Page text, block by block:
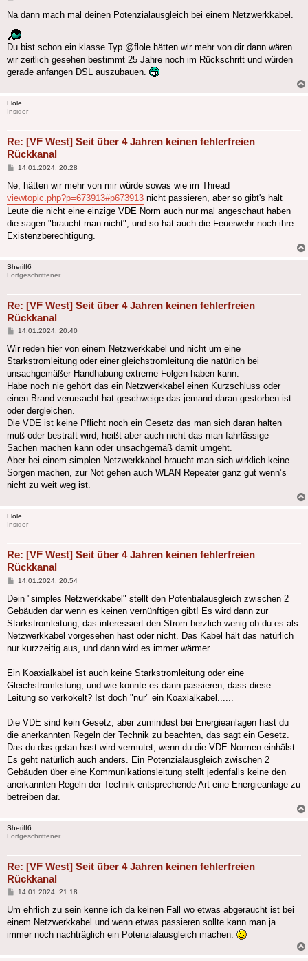
Na dann mach mal deinen Potenzialausgleich bei einem Netzwerkkabel.
Du bist schon ein klasse Typ @flole hätten wir mehr von dir dann wären
wir zeitlich gesehen bestimmt 25 Jahre noch im Rückschritt und würden
gerade anfangen DSL auszubauen.
Flole
Insider
Re: [VF West] Seit über 4 Jahren keinen fehlerfreien
Rückkanal
Beitrag
14.01.2024, 20:28
Ne, hätten wir mehr von mir würde sowas wie im Thread
viewtopic.php?p=673913#p673913 nicht passieren, aber so gibt's halt
Leute die nicht eine einzige VDE Norm auch nur mal angeschaut haben
die sagen "braucht man nicht", und so hat auch die Feuerwehr noch ihre
Existenzberechtigung.
Sheriff6
Fortgeschrittener
Re: [VF West] Seit über 4 Jahren keinen fehlerfreien
Rückkanal
Beitrag
14.01.2024, 20:40
Wir reden hier von einem Netzwerkkabel und nicht um eine
Starkstromleitung oder einer gleichstromleitung die natürlich bei
unsachgemäßer Handhabung extreme Folgen haben kann.
Habe noch nie gehört das ein Netzwerkkabel einen Kurzschluss oder
einen Brand verursacht hat geschweige das jemand daran gestorben ist
oder dergleichen.
Die VDE ist keine Pflicht noch ein Gesetz das man sich daran halten
muß oder bestraft wird, heißt aber auch nicht das man fahrlässige
Sachen machen kann oder unsachgemäß damit umgeht.
Aber bei einem simplen Netzwerkkabel braucht man sich wirklich keine
Sorgen machen, zur Not gehen auch WLAN Repeater ganz gut wenn’s
nicht zu weit weg ist.
Flole
Insider
Re: [VF West] Seit über 4 Jahren keinen fehlerfreien
Rückkanal
Beitrag
14.01.2024, 20:54
Dein "simples Netzwerkkabel" stellt den Potentialausgleich zwischen 2
Gebäuden dar wenn es keinen vernünftigen gibt! Es wird dann zur
Starkstromleitung, das interessiert den Strom herzlich wenig ob du es als
Netzwerkkabel vorgesehen hast oder nicht. Das Kabel hält das natürlich
nur kurzzeitig aus, und dann wird es immer wärmer.
Ein Koaxialkabel ist auch keine Starkstromleitung oder eine
Gleichstromleitung, und wie konnte es dann passieren, dass diese
Leitung so verkokelt? Ist doch "nur" ein Koaxialkabel......
Die VDE sind kein Gesetz, aber zumindest bei Energieanlagen hast du
die anerkannten Regeln der Technik zu beachten, das sagt ein Gesetz.
Das du das getan hast wird vermutet, wenn du die VDE Normen einhälst.
Es geht natürlich auch anders. Ein Potenzialausgleich zwischen 2
Gebäuden über eine Kommunikationsleitung stellt jedenfalls keine den
anerkannten Regeln der Technik entsprechende Art eine Energieanlage zu
betreiben dar.
Sheriff6
Fortgeschrittener
Re: [VF West] Seit über 4 Jahren keinen fehlerfreien
Rückkanal
Beitrag
14.01.2024, 21:18
Um ehrlich zu sein kenne ich da keinen Fall wo etwas abgeraucht ist bei
einem Netzwerkkabel und wenn etwas passieren sollte kann man ja
immer noch nachträglich ein Potenzialausgleich machen.